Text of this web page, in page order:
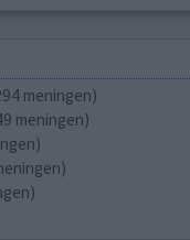
meningen)
meningen)